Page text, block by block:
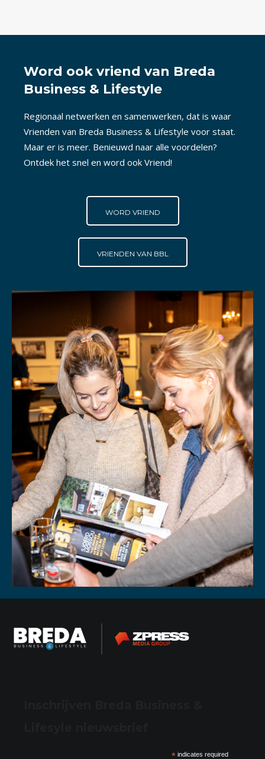
Word ook vriend van Breda
Business & Lifestyle
Regionaal netwerken en samenwerken, dat is waar
Vrienden van Breda Business & Lifestyle voor staat.
Maar er is meer. Benieuwd naar alle voordelen?
Ontdek het snel en word ook Vriend!
WORD VRIEND
VRIENDEN VAN BBL
*indicates required